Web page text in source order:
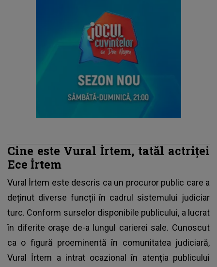
Cine este Vural İrtem, tatăl actriței
Ece İrtem
Vural İrtem este descris ca un procuror public care a
deținut diverse funcții în cadrul sistemului judiciar
turc. Conform surselor disponibile publicului, a lucrat
în diferite orașe de-a lungul carierei sale. Cunoscut
ca o figură proeminentă în comunitatea judiciară,
Vural İrtem a intrat ocazional în atenția publicului